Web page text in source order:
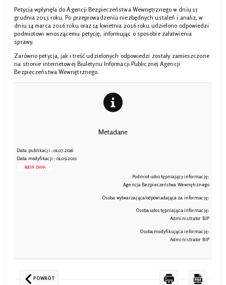
Petycja wpłynęła do Agencji Bezpieczeństwa Wewnętrznego w dniu 15
grudnia 2015 roku. Po przeprowadzeniu niezbędnych ustaleń i analiz, w
dniu 14 marca 2016 roku oraz 14 kwietnia 2016 roku udzielono odpowiedzi
podmiotowi wnoszącemu petycję, informując o sposobie załatwienia
sprawy.
Zarówno petycja, jak i treść udzielonych odpowiedzi zostały zamieszczone
na stronie internetowej Biuletynu Informacji Publicznej Agencji
Bezpieczeństwa Wewnętrznego.
Metadane
Data publikacji : 01.07.2016
Data modyfikacji : 01.09.2021
REJESTR ZMIAN
Podmiot udostępniający informację:
Agencja Bezpieczeństwa Wewnętrznego
Osoba wytwarzająca/odpowiadająca za informację:
Osoba udostępniająca informację:
Administrator BIP
Osoba modyfikująca informację:
Administrator BIP
POWRÓT